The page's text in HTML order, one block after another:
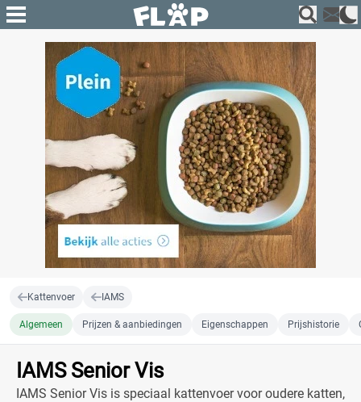
Kattenvoer IAMS
Algemeen Prijzen & aanbiedingen Eigenschappen Prijshistorie
IAMS Senior Vis
IAMS Senior Vis is speciaal kattenvoer voor oudere katten,